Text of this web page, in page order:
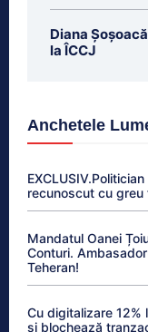
Diana
la ÎCCJ
Anchetele
recunoscut cu greu
Mandatul Oanei
Conturi.
Teheran!
Cu digitalizare
și blochează